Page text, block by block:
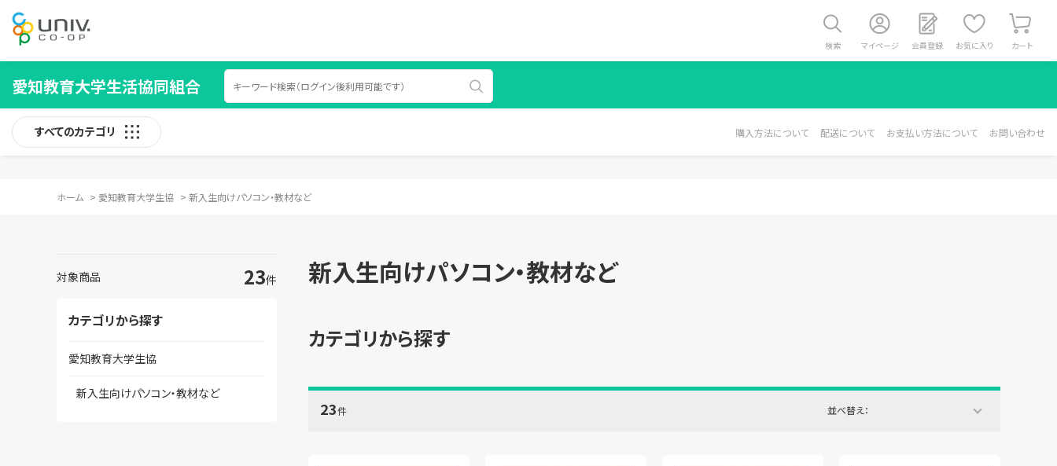
検索 マイページ 会員登録 お気に入り カート
愛知教育大学生活協同組合
すべてのカテゴリ 購入方法について 配送について お支払い方法について お問い合わせ
ホーム > 愛知教育大学生協 > 新入生向けパソコン・教材など
対象商品 23件
カテゴリから探す
愛知教育大学生協
新入生向けパソコン・教材など
新入生向けパソコン・教材など
カテゴリから探す
23件 並べ替え：